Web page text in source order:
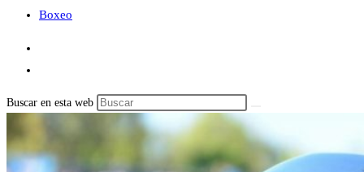
Boxeo
Buscar en esta web